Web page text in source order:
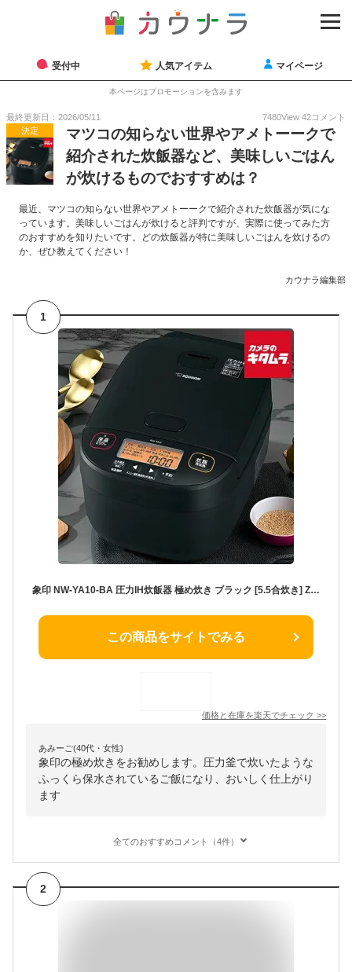
受付中 人気アイテム マイページ
本ページはプロモーションを含みます
最終更新日：2026/05/11 7480View 42コメント
決定
マツコの知らない世界やアメトーークで
紹介された炊飯器など、美味しいごはん
が炊けるものでおすすめは？
最近、マツコの知らない世界やアメトーークで紹介された炊飯器が気にな
っています。美味しいごはんが炊けると評判ですが、実際に使ってみた方
のおすすめを知りたいです。どの炊飯器が特に美味しいごはんを炊けるの
か、ぜひ教えてください！
カウナラ編集部
1
象印 NW-YA10-BA 圧力IH炊飯器 極め炊き ブラック [5.5合炊き] ZOJIRUSHI 内釜3年保証 ふっくら もちもち 日本製 メーカー保証対応 初期不良対応 メーカー様お取引あり 白米 玄米 新生活 プレゼント ギフト 結婚祝い 出産祝い 炊き込みご飯 麦ごはん
この商品をサイトでみる
価格と在庫を楽天でチェック >>
あみーご(40代・女性)
象印の極め炊きをお勧めします。圧力釜で炊いたような
ふっくら保水されているご飯になり、おいしく仕上がり
ます
全てのおすすめコメント（4件）
2